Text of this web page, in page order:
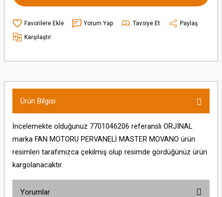
Yorum Yap Tavsiye Et
Paylaş
Karşılaştır
Ürün Bilgisi
İncelemekte olduğunuz 7701046206 referanslı ORJINAL
marka FAN MOTORU PERVANELİ MASTER MOVANO ürün
resimleri tarafımızca çekilmiş olup resimde gördüğünüz ürün
kargolanacaktır.
Yorumlar